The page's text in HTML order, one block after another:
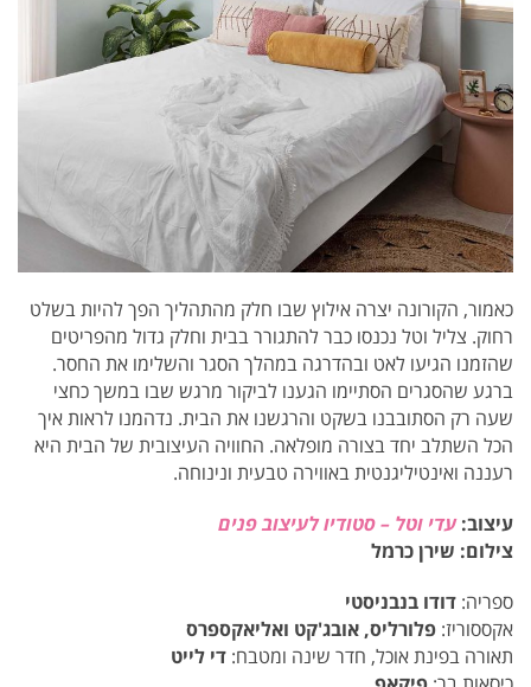
כאמור, הקורונה יצרה אילוץ שבו חלק מהתהליך הפך להיות בשלט
רחוק. צליל וטל נכנסו כבר להתגורר בבית וחלק גדול מהפריטים
שהזמנו הגיעו לאט ובהדרגה במהלך הסגר והשלימו את החסר.
ברגע שהסגרים הסתיימו הגענו לביקור מרגש שבו במשך כחצי
שעה רק הסתובבנו בשקט והרגשנו את הבית. נדהמנו לראות איך
הכל השתלב יחד בצורה מופלאה. החוויה העיצובית של הבית היא
רעננה ואינטיליגנטית באווירה טבעית ונינוחה.
עיצוב: עדי וטל – סטודיו לעיצוב פנים
צילום: שירן כרמל
ספריה: דודו בנבניסטי
אקססוריז: פלורליס, אובג'קט ואליאקספרס
תאורה בפינת אוכל, חדר שינה ומטבח: די לייט